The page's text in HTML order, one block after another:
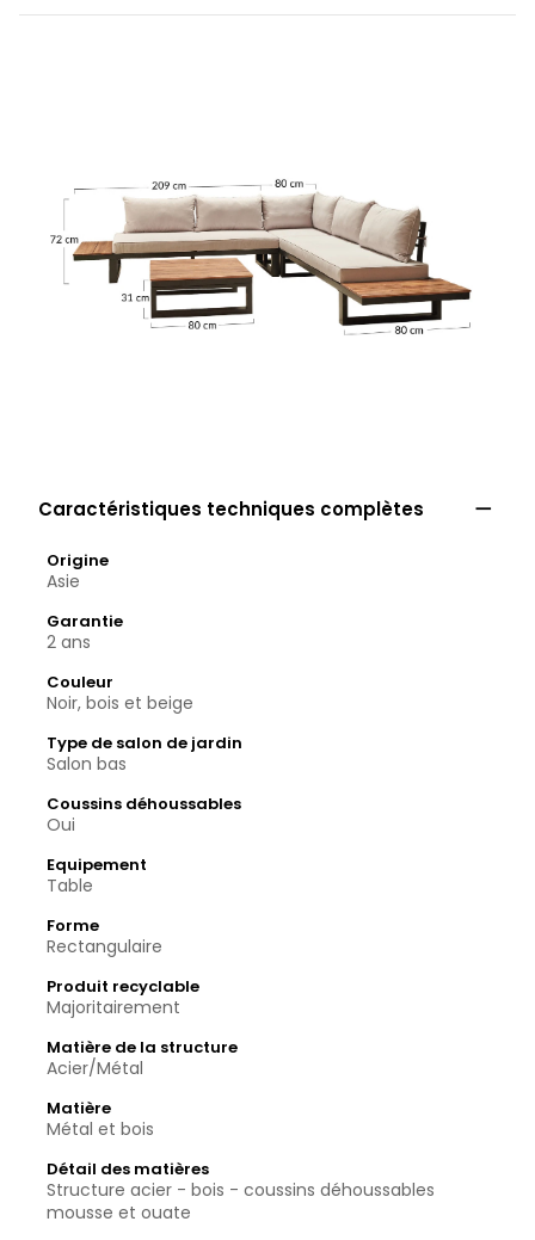
Caractéristiques techniques complètes 
Origine
Asie
Garantie
2 ans
Couleur
Noir, bois et beige
Type de salon de jardin
Salon bas
Coussins déhoussables
Oui
Equipement
Table
Forme
Rectangulaire
Produit recyclable
Majoritairement
Matière de la structure
Acier/Métal
Matière
Métal et bois
Détail des matières
Structure acier - bois - coussins déhoussables
mousse et ouate